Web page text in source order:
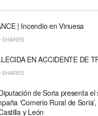
| Incendio en Vinuesa
SHARES
EN ACCIDENTE DE
SHARES
de Soria presenta el
‘Comerio Rural de
y León